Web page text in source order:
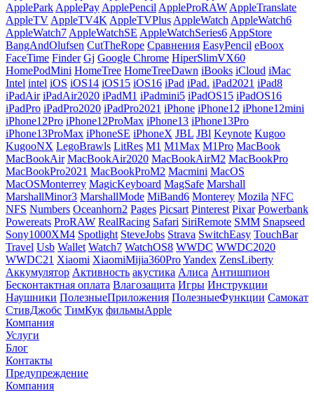
AppleParkApplePayApplePencilAppleProRAWAppleTranslate
AppleTVAppleTV4KAppleTVPlusAppleWatchAppleWatch6
AppleWatch7AppleWatchSE AppleWatchSeries6AppStore
BangAndOlufsen CutTheRope Cравнения EasyPencil eBoox
FaceTime Finder Gj Google Chrome HiperSlimVX60
HomePodMini HomeTree HomeTreeDawn iBooks iCloud iMac
Intel intel iOS iOS14 iOS15 iOS16 iPad iPad. iPad2021 iPad8
iPadAir iPadAir2020 iPadM1 iPadmini5 iPadOS15 iPadOS16
iPadPro iPadPro2020 iPadPro2021 iPhone iPhone12 iPhone12mini
iPhone12Pro iPhone12ProMax iPhone13 iPhone13Pro
iPhone13ProMax iPhoneSE iPhoneX JBL JBl Keynote Kugoo
KugooNX LegoBrawls LitRes M1 M1Max M1Pro MacBook
MacBookAir MacBookAir2020 MacBookAirM2 MacBookPro
MacBookPro2021 MacBookProM2 Macmini MacOS
MacOSMonterrey MagicKeyboard MagSafe Marshall
MarshallMinor3 MarshallMode MiBand6 Monterey Mozila NFC
NFS Numbers Oceanhorn2 Pages Picsart Pinterest Pixar Powerbank
Powereats ProRAW RealRacing Safari SiriRemote SMM Snapseed
Sony1000XM4 Spotlight SteveJobs Strava SwitchEasy TouchBar
Travel Usb Wallet Watch7 WatchOS8 WWDC WWDC2020
WWDC21 Xiaomi XiaomiMijia360ProYandex ZensLiberty
Аккумулятор Активность акустика Алиса Антишпион
Бесконтактная оплата Влагозащита Игры Инструкции
Наушники ПолезныеПриложения ПолезныеФункции Самокат
СтивДжобс ТимКук фильмыApple
Компания
Услуги
Блог
Контакты
Предупреждение
Компания